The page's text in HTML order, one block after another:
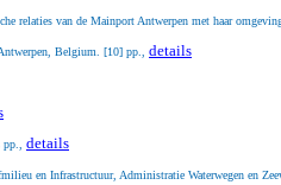
relaties van de Mainport Antwerpen met haar
Belgium. [10] pp., details
pp., details
en Infrastructuur, Administratie Waterwegen en